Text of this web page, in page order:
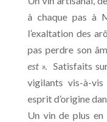
à chaque pas à
l’exaltation des
pas perdre son
est ». Satisfaits
vigilants vis-à-vis
esprit d’origine
Un vin de plus